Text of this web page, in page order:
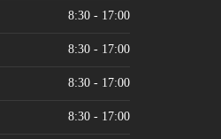
8:30 - 17:00
8:30 - 17:00
8:30 - 17:00
8:30 - 17:00